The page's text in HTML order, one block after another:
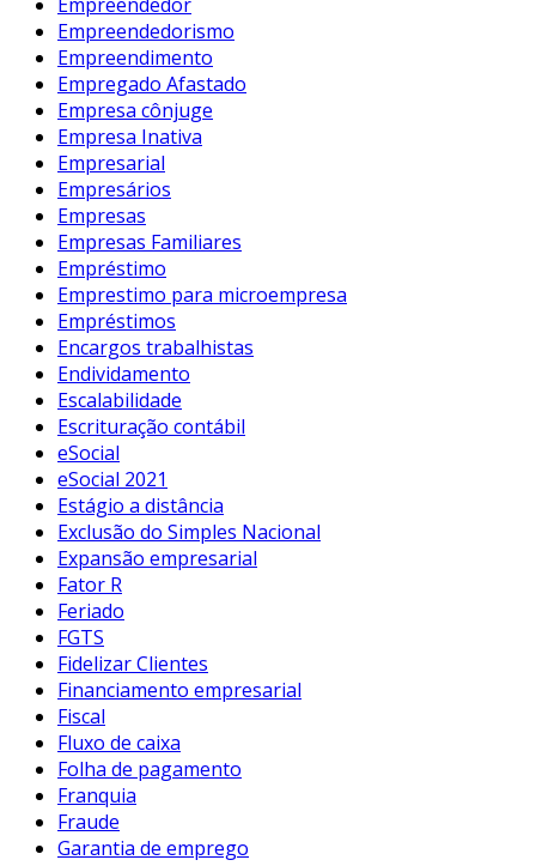
Empreendedorismo
Empreendimento
Empregado Afastado
Empresa cônjuge
Empresa Inativa
Empresarial
Empresários
Empresas
Empresas Familiares
Empréstimo
Emprestimo para microempresa
Empréstimos
Encargos trabalhistas
Endividamento
Escalabilidade
Escrituração contábil
eSocial
eSocial 2021
Estágio a distância
Exclusão do Simples Nacional
Expansão empresarial
Fator R
Feriado
FGTS
Fidelizar Clientes
Financiamento empresarial
Fiscal
Fluxo de caixa
Folha de pagamento
Franquia
Fraude
Garantia de emprego